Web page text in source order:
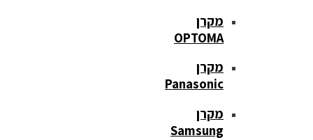
מקרן
OPTOMA
מקרן
Panasonic
מקרן
Samsung